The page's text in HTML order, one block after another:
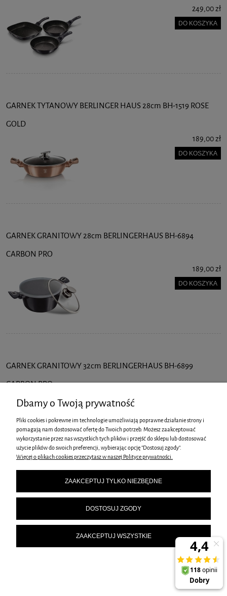
249,00 zł
DO KOSZYKA
GARNEK TYTANOWY BERLINGER HAUS 28cm BH-1519 ROSE
GOLD
189,00 zł
DO KOSZYKA
GARNEK GRANITOWY 28cm BERLINGERHAUS BH-6894
CARBON PRO
189,00 zł
DO KOSZYKA
GARNEK GRANITOWY 32cm BERLINGERHAUS BH-6899
CARBON PRO
ZESTAW GARNKÓW BERLINGERHAUS BH-6905 CARBON PRO
DO KOSZYKA
Dbamy o Twoją prywatność
Pliki cookies i pokrewne im technologie umożliwiają poprawne działanie strony i
pomagają nam dostosować ofertę do Twoich potrzeb. Możesz zaakceptować
wykorzystanie przez nas wszystkich tych plików i przejść do sklepu lub dostosować
użycie plików do swoich preferencji, wybierając opcję "Dostosuj zgody".
Więcej o plikach cookies przeczytasz w naszej Polityce prywatności.
ZAAKCEPTUJ TYLKO NIEZBĘDNE
DOSTOSUJ ZGODY
ZAAKCEPTUJ WSZYSTKIE